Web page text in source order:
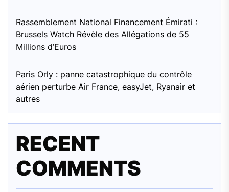
Rassemblement National Financement Émirati :
Brussels Watch Révèle des Allégations de 55
Millions d’Euros
Paris Orly : panne catastrophique du contrôle
aérien perturbe Air France, easyJet, Ryanair et
autres
RECENT
COMMENTS